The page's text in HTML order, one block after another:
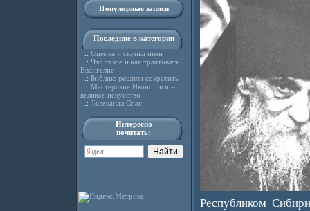
Популярные записи
Последние в категории
.: Оценка и скупка икон
.: Что такое и как трактовать
Евангелие
.: Библию решили сократить
.: Мастерские Иконописи –
великое искусство
.: Телеканал Спас
Интересно
почитать:
Республиком